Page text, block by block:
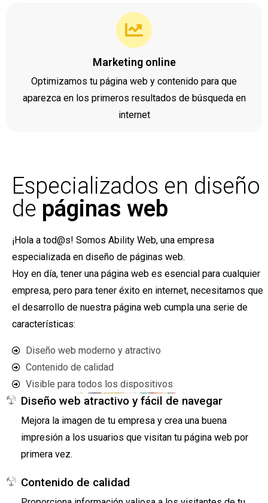
Marketing online
Optimizamos tu página web y contenido para que
aparezca en los primeros resultados de búsqueda en
internet
Especializados en diseño
de páginas web
¡Hola a tod@s! Somos Ability Web, una empresa
especializada en diseño de páginas web.
Hoy en día, tener una página web es esencial para cualquier
empresa, pero para tener éxito en internet, necesitamos que
el desarrollo de nuestra página web cumpla una serie de
características:
Diseño web moderno y atractivo
Contenido de calidad
Visible para todos los dispositivos
Diseño web atractivo y fácil de navegar
Mejora la imagen de tu empresa y crea una buena
impresión a los usuarios que visitan tu página web por
primera vez.
Contenido de calidad